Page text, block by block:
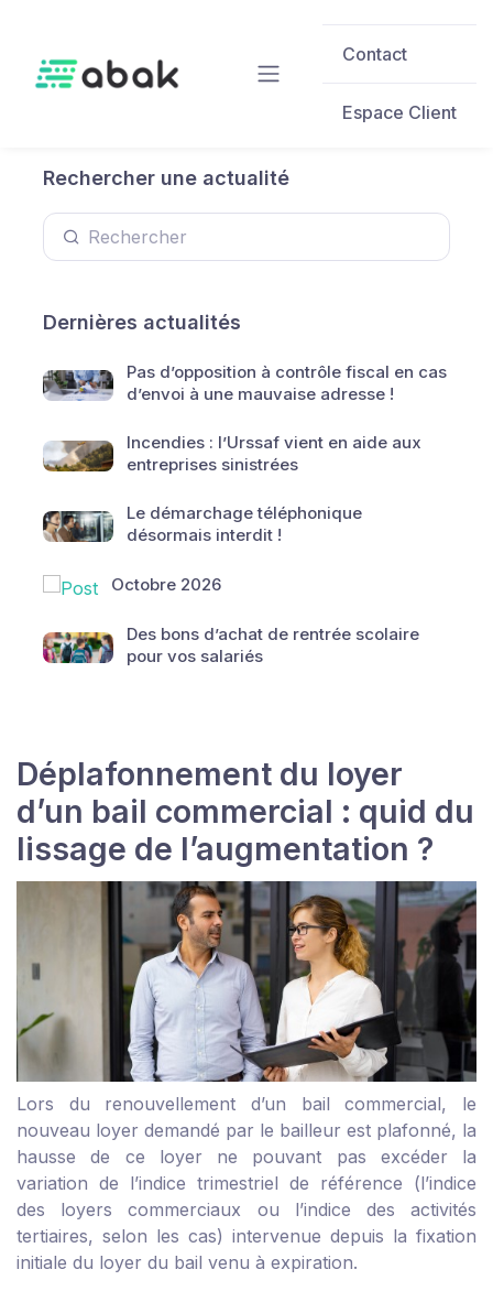
Contact
Espace Client
Rechercher une actualité
Dernières actualités
Pas d’opposition à contrôle fiscal en cas
d’envoi à une mauvaise adresse !
Incendies : l’Urssaf vient en aide aux
entreprises sinistrées
Le démarchage téléphonique
désormais interdit !
Octobre 2026
Des bons d’achat de rentrée scolaire
pour vos salariés
Déplafonnement du loyer
d’un bail commercial : quid du
lissage de l’augmentation ?
Lors du renouvellement d’un bail commercial, le
nouveau loyer demandé par le bailleur est plafonné, la
hausse de ce loyer ne pouvant pas excéder la
variation de l’indice trimestriel de référence (l’indice
des loyers commerciaux ou l’indice des activités
tertiaires, selon les cas) intervenue depuis la fixation
initiale du loyer du bail venu à expiration.